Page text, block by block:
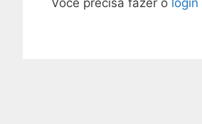
Você precisa fazer o login